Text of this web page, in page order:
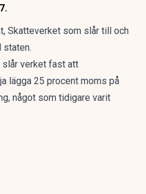
Skatteverket som slår till och
verket fast att
lägga 25 procent moms på
något som tidigare varit